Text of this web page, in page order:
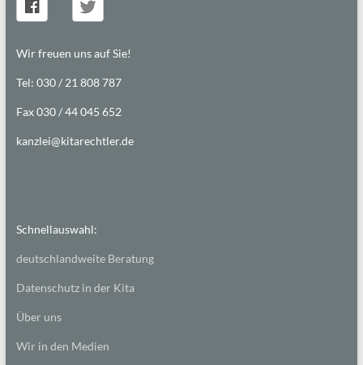
Wir freuen uns auf Sie!
Tel: 030 / 21 808 787
Fax 030 / 44 045 652
kanzlei@kitarechtler.de
Schnellauswahl:
deutschlandweite Beratung
Datenschutz in der Kita
Über uns
Wir in den Medien